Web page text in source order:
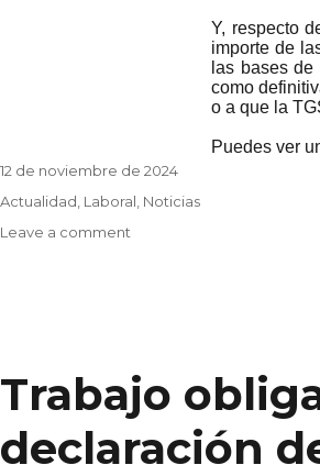
Y, respecto
importe de
las bases
como
o a que la
Puedes ver
Posted
12 de noviembre de 2024
Categories
Actualidad Laboral Noticias
Leave a comment
las
cuotas
de
Autónomos
Trabajo
declaración